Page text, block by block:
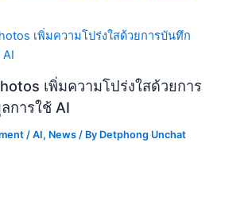
เพิ่มความโปร่งใสด้วยการ
การใช้ AI
/AI, News / By Detphong Unchat